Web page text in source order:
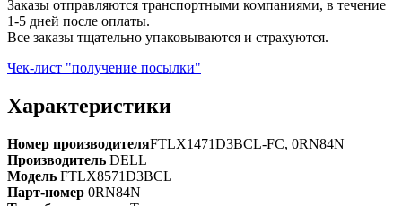
Заказы отправляются транспортными компаниями, в течение
1-5 дней после оплаты.
Все заказы тщательно упаковываются и страхуются.
Чек-лист "получение посылки"
Характеристики
Номер производителяFTLX1471D3BCL-FC, 0RN84N
Производитель DELL
Модель FTLX8571D3BCL
Парт-номер 0RN84N